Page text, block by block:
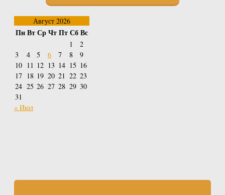
Август 2026
ПнВтСрЧтПтСбВс
1
2
3
4 5 6 7 8
9
10 11 12 13 14 15 16
17 18 19 20 21 22 23
24 25 26 27 28 29 30
31
« Июл